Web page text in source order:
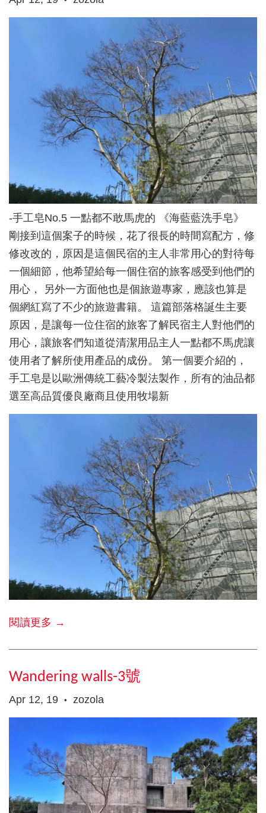
-手工皂No.5 一點都不敢馬虎的 《海藍藍洗手皂》
剛接到這個案子的時候，花了很長的時間寫配方，修
修改改的，原因是這個民宿的主人非常用心的對待每
一個細節，他希望給每一個住宿的旅客感受到他們的
用心， 另外一方面他也是個旅遊專家，應該也算是
個網紅寫了不少的旅遊書籍。 這篇部落格誕生主要
原因，是讓每一位住宿的旅客了解民宿主人對他們的
用心，讓旅客們知道從清潔用品主人一點都不馬虎讓
使用者了解所使用產品的成份。 第一個要介紹的，
手工皂是以歐洲傳統工藝冷製法製作，所有的油品都
選至高品質優良廠商且使用牧場新
閱讀更多 →
Wandering walls-3號
Apr 12, 19 • zozola